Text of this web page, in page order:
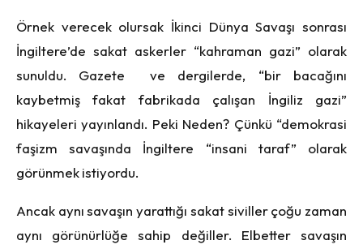
Örnek verecek olursak İkinci Dünya Savaşı sonrası
İngiltere’de sakat askerler “kahraman gazi” olarak
sunuldu. Gazete ve dergilerde, “bir bacağını
kaybetmiş fakat fabrikada çalışan İngiliz gazi”
hikayeleri yayınlandı. Peki Neden? Çünkü “demokrasi
faşizm savaşında İngiltere “insani taraf” olarak
görünmek istiyordu.
Ancak aynı savaşın yarattığı sakat siviller çoğu zaman
aynı görünürlüğe sahip değiller. Elbetter savaşın